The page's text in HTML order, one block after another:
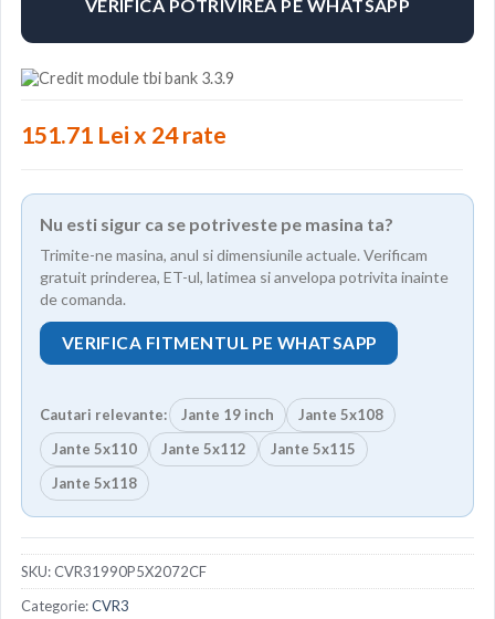
VERIFICA POTRIVIREA PE WHATSAPP
151.71 Lei x 24 rate
Nu esti sigur ca se potriveste pe masina ta?
Trimite-ne masina, anul si dimensiunile actuale. Verificam
gratuit prinderea, ET-ul, latimea si anvelopa potrivita inainte
de comanda.
VERIFICA FITMENTUL PE WHATSAPP
Cautari relevante: Jante 19 inch
Jante 5x108
Jante 5x110
Jante 5x112
Jante 5x115
Jante 5x118
SKU:CVR31990P5X2072CF
Categorie:CVR3